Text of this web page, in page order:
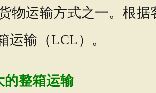
物运输方式之一。根
运输（LCL）。
的整箱运输